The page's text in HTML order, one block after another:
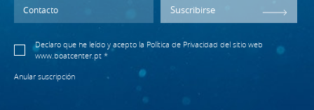
Suscribirse
Declaro que he leído y acepto la Política de Privacidad del sitio web
www.boatcenter.pt *
Anular suscripción